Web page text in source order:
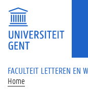
Overslaan en naar de inhoud
FACULTEIT LETTEREN EN
Home